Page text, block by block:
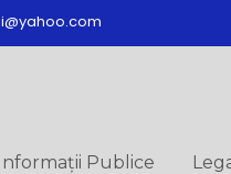
Publice